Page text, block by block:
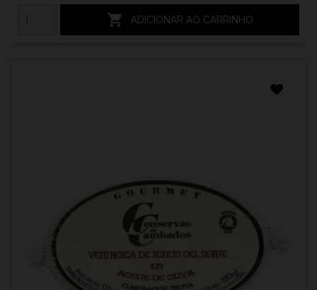
 ADICIONAR AO CARRINHO